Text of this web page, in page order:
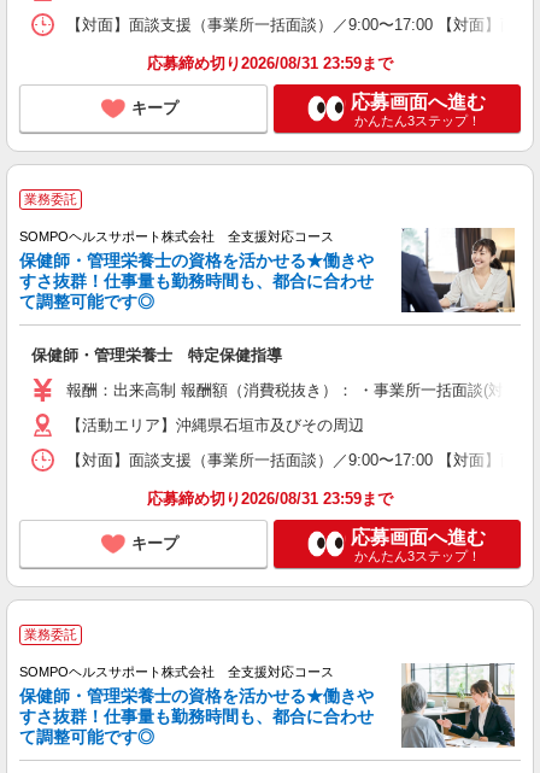
【対面】面談支援（事業所一括面談）／9:00〜17:00 【対面】面
応募締め切り2026/08/31 23:59まで
キープ 応募画面へ進む
かんたん3ステップ！
業務委託
SOMPOヘルスサポート株式会社 全支援対応コース
保健師・管理栄養士の資格を活かせる★働きや
すさ抜群！仕事量も勤務時間も、都合に合わせ
て調整可能です◎
保健師・管理栄養士 特定保健指導
報酬：出来高制 報酬額（消費税抜き）： ・事業所一括面談(対
【活動エリア】沖縄県石垣市及びその周辺
【対面】面談支援（事業所一括面談）／9:00〜17:00 【対面】面
応募締め切り2026/08/31 23:59まで
キープ 応募画面へ進む
かんたん3ステップ！
業務委託
SOMPOヘルスサポート株式会社 全支援対応コース
保健師・管理栄養士の資格を活かせる★働きや
すさ抜群！仕事量も勤務時間も、都合に合わせ
て調整可能です◎